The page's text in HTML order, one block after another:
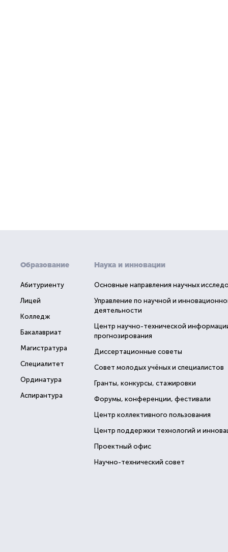
Образование
Абитуриенту
Лицей
Колледж
Бакалавриат
Магистратура
Специалитет
Ординатура
Аспирантура
Наука и инновации
Основные направления научных
Управление по научной и
деятельности
Центр научно-технической
прогнозирования
Диссертационные советы
Совет молодых учёных и специалистов
Гранты, конкурсы, стажировки
Форумы, конференции, фестивали
Центр коллективного пользования
Центр поддержки технологий и
Проектный офис
Научно-технический совет